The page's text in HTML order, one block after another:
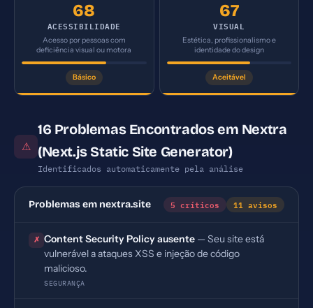
68
ACESSIBILIDADE
Acesso por pessoas com
deficiência visual ou motora
Básico
67
VISUAL
Estética, profissionalismo e
identidade do design
Aceitável
⚠
16 Problemas Encontrados em Nextra
(Next.js Static Site Generator)
Identificados automaticamente pela análise
Problemas em nextra.site 5 críticos 11 avisos
✗ Content Security Policy ausente — Seu site está
vulnerável a ataques XSS e injeção de código
malicioso.
SEGURANÇA